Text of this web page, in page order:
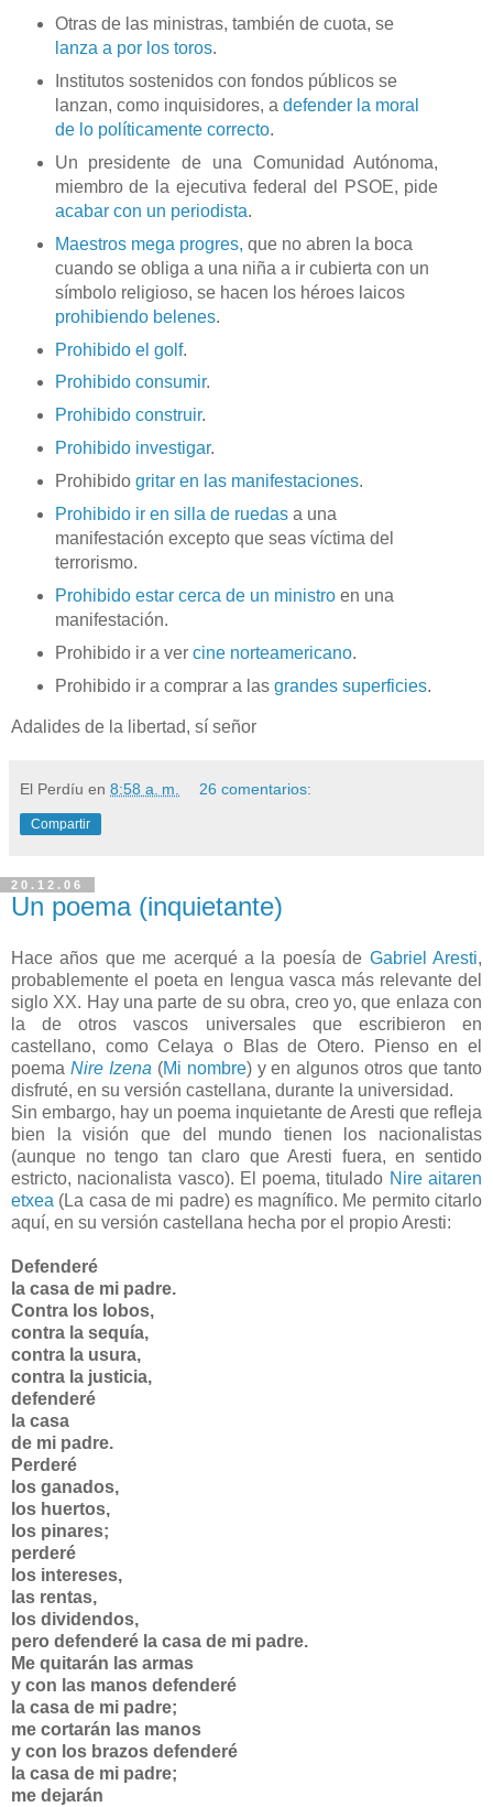
Otras de las ministras, también de cuota, se
lanza a por los toros.
Institutos sostenidos con fondos públicos se
lanzan, como inquisidores, a defender la moral
de lo políticamente correcto.
Un presidente de una Comunidad Autónoma,
miembro de la ejecutiva federal del PSOE, pide
acabar con un periodista.
Maestros mega progres, que no abren la boca
cuando se obliga a una niña a ir cubierta con un
símbolo religioso, se hacen los héroes laicos
prohibiendo belenes.
Prohibido el golf.
Prohibido consumir.
Prohibido construir.
Prohibido investigar.
Prohibido gritar en las manifestaciones.
Prohibido ir en silla de ruedasa una
manifestación excepto que seas víctima del
terrorismo.
Prohibido estar cerca de un ministroen una
manifestación.
Prohibido ir a ver cine norteamericano.
Prohibido ir a comprar a las grandes superficies.
Adalides de la libertad, sí señor
El Perdíu en 8:58 a. m. 26 comentarios:
Compartir
20.12.06
Un poema (inquietante)
Hace años que me acerqué a la poesía de Gabriel Aresti,
probablemente el poeta en lengua vasca más relevante del
siglo XX. Hay una parte de su obra, creo yo, que enlaza con
la de otros vascos universales que escribieron en
castellano, como Celaya o Blas de Otero. Pienso en el
poema Nire Izena (Mi nombre) y en algunos otros que tanto
disfruté, en su versión castellana, durante la universidad.
Sin embargo, hay un poema inquietante de Aresti que refleja
bien la visión que del mundo tienen los nacionalistas
(aunque no tengo tan claro que Aresti fuera, en sentido
estricto, nacionalista vasco). El poema, titulado Nire aitaren
etxea (La casa de mi padre) es magnífico. Me permito citarlo
aquí, en su versión castellana hecha por el propio Aresti:
Defenderé
la casa de mi padre.
Contra los lobos,
contra la sequía,
contra la usura,
contra la justicia,
defenderé
la casa
de mi padre.
Perderé
los ganados,
los huertos,
los pinares;
perderé
los intereses,
las rentas,
los dividendos,
pero defenderé la casa de mi padre.
Me quitarán las armas
y con las manos defenderé
la casa de mi padre;
me cortarán las manos
y con los brazos defenderé
la casa de mi padre;
me dejarán